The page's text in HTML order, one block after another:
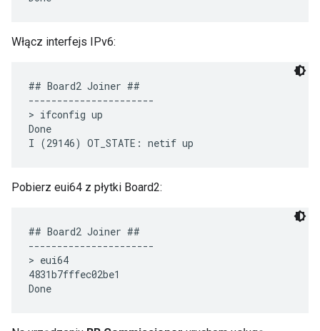
Włącz interfejs IPv6:
## Board2 Joiner ##
----------------------
> ifconfig up
Done
Pobierz eui64 z płytki Board2:
## Board2 Joiner ##
----------------------
> eui64
4831b7fffec02be1